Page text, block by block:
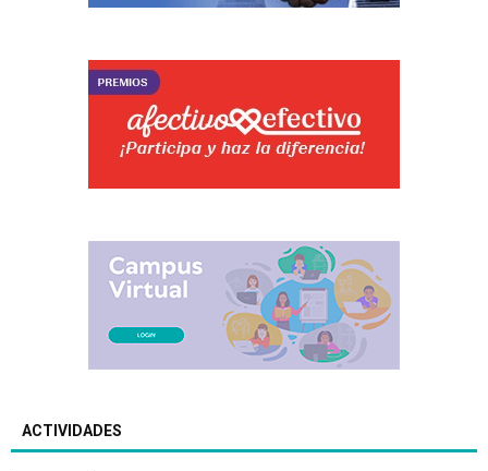
ACTIVIDADES